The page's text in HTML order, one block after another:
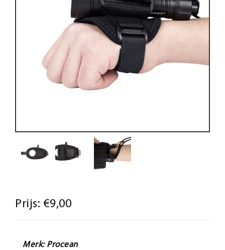
Prijs: €9,00
Merk: Procean